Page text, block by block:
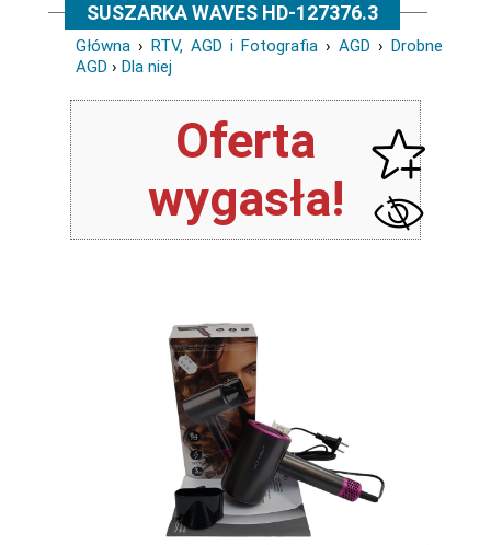
SUSZARKA WAVES HD-127376.3
Główna › RTV, AGD i Fotografia › AGD › Drobne
AGD › Dla niej
Oferta
wygasła!